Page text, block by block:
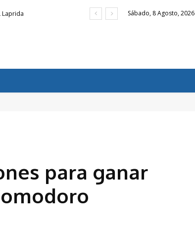
Sábado, 8 Agosto, 2026
para ganar